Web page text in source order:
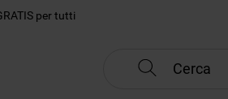
per tutti
Cerca